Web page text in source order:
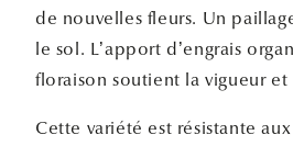
de nouvelles fleurs. Un
le sol. L’apport d’engrais
floraison soutient la vigueur
Cette variété est résistante